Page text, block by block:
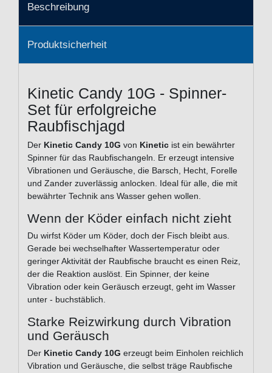
Beschreibung
Produktsicherheit
Kinetic Candy 10G - Spinner-
Set für erfolgreiche
Raubfischjagd
Der Kinetic Candy 10G von Kinetic ist ein bewährter
Spinner für das Raubfischangeln. Er erzeugt intensive
Vibrationen und Geräusche, die Barsch, Hecht, Forelle
und Zander zuverlässig anlocken. Ideal für alle, die mit
bewährter Technik ans Wasser gehen wollen.
Wenn der Köder einfach nicht zieht
Du wirfst Köder um Köder, doch der Fisch bleibt aus.
Gerade bei wechselhafter Wassertemperatur oder
geringer Aktivität der Raubfische braucht es einen Reiz,
der die Reaktion auslöst. Ein Spinner, der keine
Vibration oder kein Geräusch erzeugt, geht im Wasser
unter - buchstäblich.
Starke Reizwirkung durch Vibration
und Geräusch
Der Kinetic Candy 10G erzeugt beim Einholen reichlich
Vibration und Geräusche, die selbst träge Raubfische